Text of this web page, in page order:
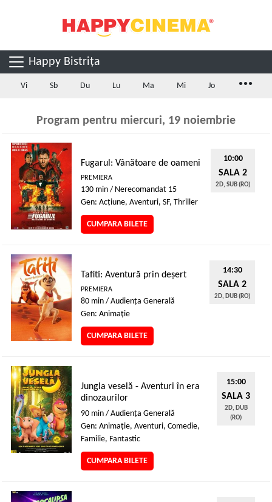
Happy Bistrița
Vi Sb Du Lu Ma Mi Jo ...
Program pentru miercuri, 19 noiembrie
Fugarul: Vânătoare de oameni
PREMIERA
130 min / Nerecomandat 15
Gen: Acţiune, Aventuri, SF, Thriller
CUMPARA BILETE
10:00
SALA 2
2D, SUB (RO)
Tafiti: Aventură prin deșert
PREMIERA
80 min / Audienţa Generală
Gen: Animaţie
CUMPARA BILETE
14:30
SALA 2
2D, DUB (RO)
Jungla veselă - Aventuri în era
dinozaurilor
90 min / Audienţa Generală
Gen: Animaţie, Aventuri, Comedie,
Familie, Fantastic
CUMPARA BILETE
15:00
SALA 3
2D, DUB
(RO)